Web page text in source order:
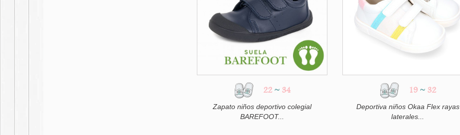
22 ~34
Zapato niños deportivo colegial
BAREFOOT...
19 ~ 32
Deportiva niños Okaa Flex rayas
laterales...